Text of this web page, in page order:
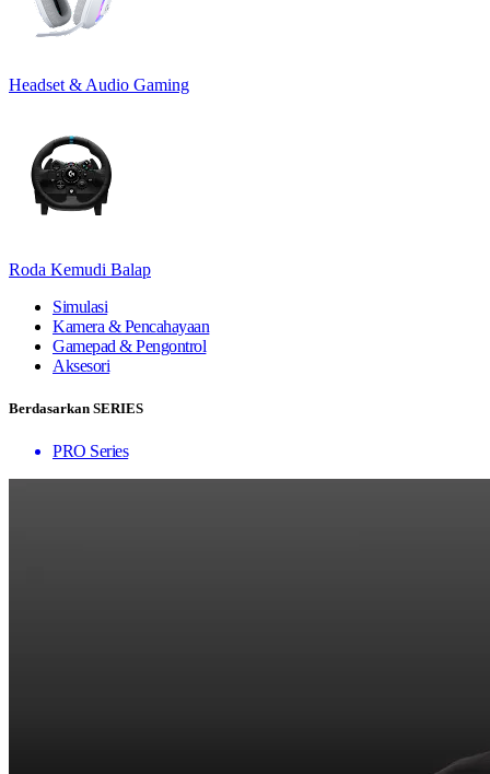
Headset & Audio Gaming
Roda Kemudi Balap
Simulasi
Kamera & Pencahayaan
Gamepad & Pengontrol
Aksesori
Berdasarkan SERIES
PRO Series